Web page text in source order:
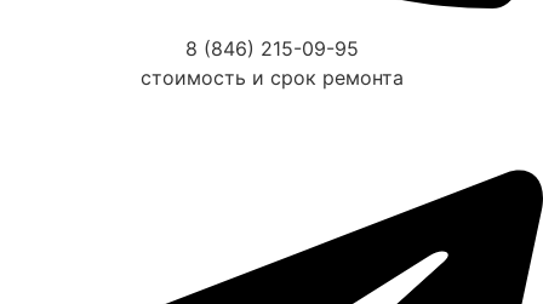
8 (846) 215-09-95
стоимость и срок ремонта